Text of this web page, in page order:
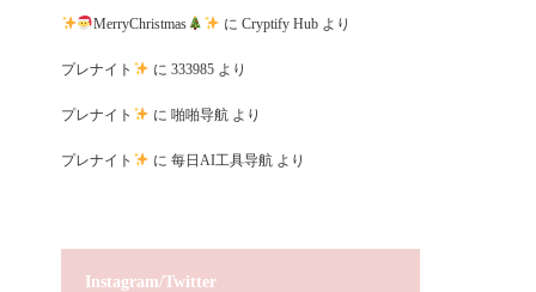
MerryChristmas に Cryptify Hubより
プレナイト に 333985より
プレナイト に 啪啪导航より
プレナイト に 每日AI工具导航より
Instagram/Twitter